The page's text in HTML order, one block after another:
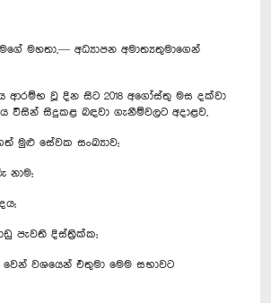
මහතා,— අධ්‍යාපන අමාත්‍යතුමාගෙන්
වූ දින සිට 2018 අගෝස්තු මස දක්වා
විසින් සිදුකළ බඳවා ගැනීම්වලට අදාළව,
සේවක සංඛ්‍යාව;
දිස්ත්‍රික්ක;
වශයෙන් එතුමා මෙම සභාවට